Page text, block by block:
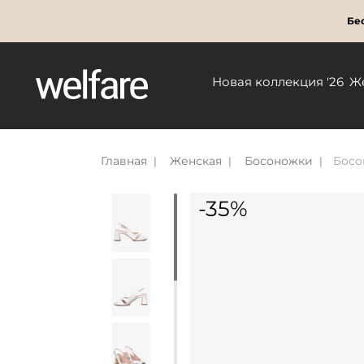
Новая коллекция '26
Главная Женская Босоножки
-35%